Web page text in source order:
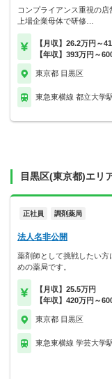
コンプライアンス重視の店
上場企業母体で研修…
【月収】26.2万円～
【年収】393万円～
東京都 目黒区
東急東横線 都立大学
目黒区(東京都)エリ
正社員 調剤薬局
法人名非公開
薬剤師として挑戦したい方
めの薬局です。
【月収】25.5万円
【年収】420万円～
東京都 目黒区
東急東横線 学芸大学